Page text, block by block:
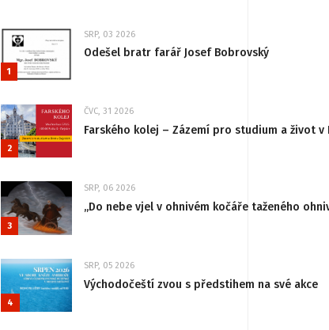
1
SRP, 03 2026
Odešel bratr farář Josef Bobrovský
2
ČVC, 31 2026
Farského kolej – Zázemí pro studium a život v
3
SRP, 06 2026
„Do nebe vjel v ohnivém kočáře taženého
4
SRP, 05 2026
Východočeští zvou s předstihem na své akce